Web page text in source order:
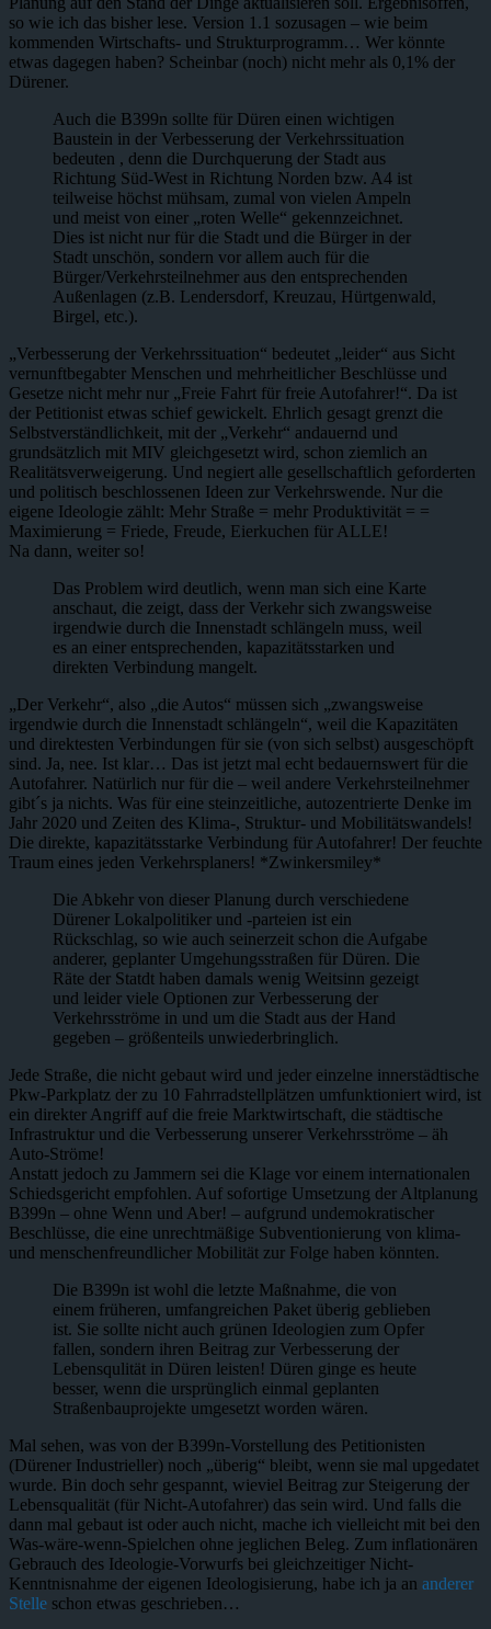
so wie ich das bisher lese. Version 1.1 sozusagen – wie beim
kommenden Wirtschafts- und Strukturprogramm… Wer könnte
etwas dagegen haben? Scheinbar (noch) nicht mehr als 0,1% der
Dürener.
Auch die B399n sollte für Düren einen wichtigen
Baustein in der Verbesserung der Verkehrssituation
bedeuten , denn die Durchquerung der Stadt aus
Richtung Süd-West in Richtung Norden bzw. A4 ist
teilweise höchst mühsam, zumal von vielen Ampeln
und meist von einer „roten Welle“ gekennzeichnet.
Dies ist nicht nur für die Stadt und die Bürger in der
Stadt unschön, sondern vor allem auch für die
Bürger/Verkehrsteilnehmer aus den entsprechenden
Außenlagen (z.B. Lendersdorf, Kreuzau, Hürtgenwald,
Birgel, etc.).
„Verbesserung der Verkehrssituation“ bedeutet „leider“ aus Sicht
vernunftbegabter Menschen und mehrheitlicher Beschlüsse und
Gesetze nicht mehr nur „Freie Fahrt für freie Autofahrer!“. Da ist
der Petitionist etwas schief gewickelt. Ehrlich gesagt grenzt die
Selbstverständlichkeit, mit der „Verkehr“ andauernd und
grundsätzlich mit MIV gleichgesetzt wird, schon ziemlich an
Realitätsverweigerung. Und negiert alle gesellschaftlich geforderten
und politisch beschlossenen Ideen zur Verkehrswende. Nur die
eigene Ideologie zählt: Mehr Straße = mehr Produktivität = =
Maximierung = Friede, Freude, Eierkuchen für ALLE!
Na dann, weiter so!
Das Problem wird deutlich, wenn man sich eine Karte
anschaut, die zeigt, dass der Verkehr sich zwangsweise
irgendwie durch die Innenstadt schlängeln muss, weil
es an einer entsprechenden, kapazitätsstarken und
direkten Verbindung mangelt.
„Der Verkehr“, also „die Autos“ müssen sich „zwangsweise
irgendwie durch die Innenstadt schlängeln“, weil die Kapazitäten
und direktesten Verbindungen für sie (von sich selbst) ausgeschöpft
sind. Ja, nee. Ist klar… Das ist jetzt mal echt bedauernswert für die
Autofahrer. Natürlich nur für die – weil andere Verkehrsteilnehmer
gibt´s ja nichts. Was für eine steinzeitliche, autozentrierte Denke im
Jahr 2020 und Zeiten des Klima-, Struktur- und Mobilitätswandels!
Die direkte, kapazitätsstarke Verbindung für Autofahrer! Der feuchte
Traum eines jeden Verkehrsplaners! *Zwinkersmiley*
Die Abkehr von dieser Planung durch verschiedene
Dürener Lokalpolitiker und -parteien ist ein
Rückschlag, so wie auch seinerzeit schon die Aufgabe
anderer, geplanter Umgehungsstraßen für Düren. Die
Räte der Statdt haben damals wenig Weitsinn gezeigt
und leider viele Optionen zur Verbesserung der
Verkehrsströme in und um die Stadt aus der Hand
gegeben – größenteils unwiederbringlich.
Jede Straße, die nicht gebaut wird und jeder einzelne innerstädtische
Pkw-Parkplatz der zu 10 Fahrradstellplätzen umfunktioniert wird, ist
ein direkter Angriff auf die freie Marktwirtschaft, die städtische
Infrastruktur und die Verbesserung unserer Verkehrsströme – äh
Auto-Ströme!
Anstatt jedoch zu Jammern sei die Klage vor einem internationalen
Schiedsgericht empfohlen. Auf sofortige Umsetzung der Altplanung
B399n – ohne Wenn und Aber! – aufgrund undemokratischer
Beschlüsse, die eine unrechtmäßige Subventionierung von klima-
und menschenfreundlicher Mobilität zur Folge haben könnten.
Die B399n ist wohl die letzte Maßnahme, die von
einem früheren, umfangreichen Paket überig geblieben
ist. Sie sollte nicht auch grünen Ideologien zum Opfer
fallen, sondern ihren Beitrag zur Verbesserung der
Lebensqulität in Düren leisten! Düren ginge es heute
besser, wenn die ursprünglich einmal geplanten
Straßenbauprojekte umgesetzt worden wären.
Mal sehen, was von der B399n-Vorstellung des Petitionisten
(Dürener Industrieller) noch „überig“ bleibt, wenn sie mal upgedatet
wurde. Bin doch sehr gespannt, wieviel Beitrag zur Steigerung der
Lebensqualität (für Nicht-Autofahrer) das sein wird. Und falls die
dann mal gebaut ist oder auch nicht, mache ich vielleicht mit bei den
Was-wäre-wenn-Spielchen ohne jeglichen Beleg. Zum inflationären
Gebrauch des Ideologie-Vorwurfs bei gleichzeitiger Nicht-
Kenntnisnahme der eigenen Ideologisierung, habe ich ja an anderer
Stelle schon etwas geschrieben…